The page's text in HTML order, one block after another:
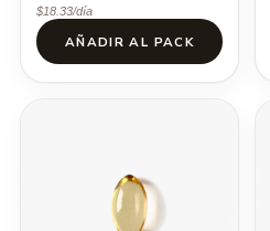
$18.33/día
AÑADIR AL PACK